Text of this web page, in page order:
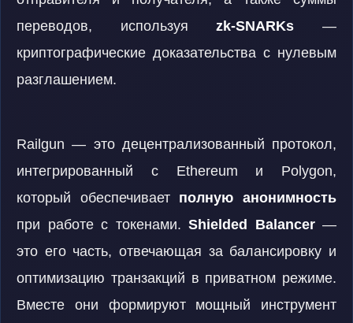
переводов, используяzk-SNARKs —
криптографические доказательства с нулевым
разглашением.
Railgun — это децентрализованный протокол,
интегрированный с Ethereum и Polygon,
который обеспечивает полную анонимность
при работе с токенами. Shielded Balancer—
это его часть, отвечающая за балансировку и
оптимизацию транзакций в приватном режиме.
Вместе они формируют мощный инструмент